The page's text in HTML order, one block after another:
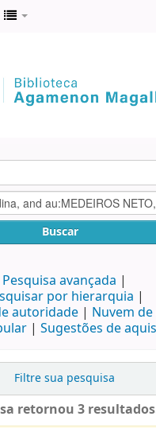
Buscar
Pesquisa avançada
por hierarquia
autoridade
Nuvem
Sugestões de
Filtre sua pesquisa
retornou 3